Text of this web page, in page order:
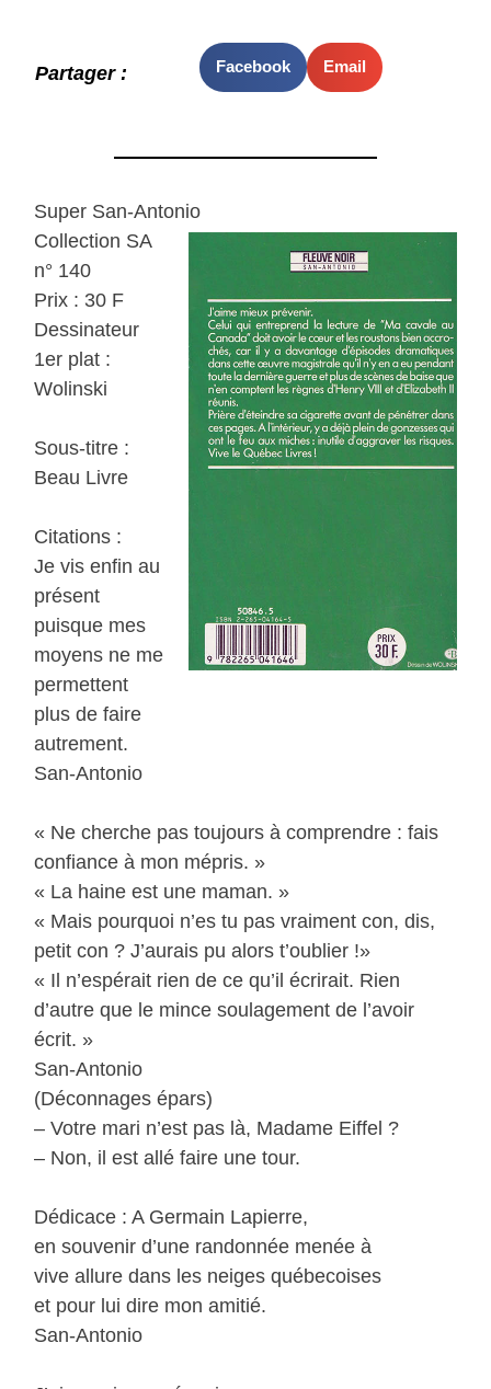
Partager : Facebook Email
Super San-Antonio
Collection SA
n° 140
Prix : 30 F
Dessinateur
1er plat :
Wolinski
Sous-titre :
Beau Livre
Citations :
Je vis enfin au
présent
puisque mes
moyens ne me
permettent
plus de faire
autrement.
San-Antonio
« Ne cherche pas toujours à comprendre : fais
confiance à mon mépris. »
« La haine est une maman. »
« Mais pourquoi n’es tu pas vraiment con, dis,
petit con ? J’aurais pu alors t’oublier !»
« Il n’espérait rien de ce qu’il écrirait. Rien
d’autre que le mince soulagement de l’avoir
écrit. »
San-Antonio
(Déconnages épars)
– Votre mari n’est pas là, Madame Eiffel ?
– Non, il est allé faire une tour.
Dédicace : A Germain Lapierre,
en souvenir d’une randonnée menée à
vive allure dans les neiges québecoises
et pour lui dire mon amitié.
San-Antonio